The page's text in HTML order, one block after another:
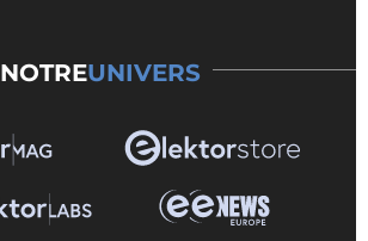
NOTREUNIVERS